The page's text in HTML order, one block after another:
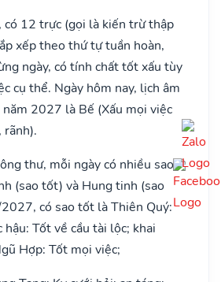
có 12 trực (gọi là kiến trừ thập
xếp theo thứ tự tuần hoàn,
ngày, có tính chất tốt xấu tùy
cụ thể. Ngày hôm nay, lịch âm
2027 là Bế (Xấu mọi việc
rãnh).
thư, mỗi ngày có nhiều sao,
(sao tốt) và Hung tinh (sao
có sao tốt là Thiên Quý:
Tốt về cầu tài lộc; khai
Hợp: Tốt mọi việc;